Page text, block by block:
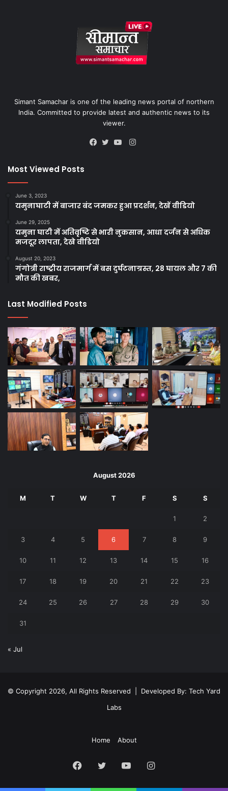
Simant Samachar is one of the leading news portal of northern
India. Committed to provide latest and authentic news to its
viewer.
Instagram
Most Viewed Posts
June 3, 2023
यमुनाघाटी में बाजार बंद जमकर हुआ प्रदर्शन, देखें वीडियो
June 29, 2025
यमुना घाटी में अतिवृष्टि से भारी नुकसान, आधा दर्जन से अधिक
मजदूर लापता, देखे वीडियो
August 20, 2023
गंगोत्री राष्ट्रीय राजमार्ग में बस दुर्घटनाग्रस्त, 28 घायल और 7 की
मौत की खबर,
Last Modified Posts
August 2026
M T W T F S S
1 2
3 4 5 6 7 8 9
10 11 12 13 14 15 16
17 18 19 20 21 22 23
24 25 26 27 28 29 30
31
« Jul
© Copyright 2026, All Rights Reserved | Developed By: Tech Yard
Labs
Home About
Facebook
Twitter YouTubeInstagram